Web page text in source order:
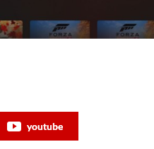
youtube